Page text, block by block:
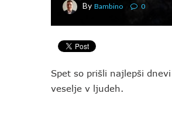
By Bambino 0
Spet so prišli najlepši
veselje v ljudeh.